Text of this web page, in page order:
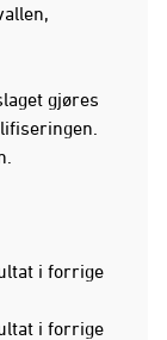
gjøres
i forrige
i forrige